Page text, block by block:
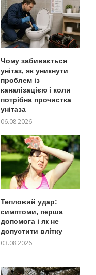
Чому забивається
унітаз, як уникнути
проблем із
каналізацією і коли
потрібна прочистка
унітаза
06.08.2026
Тепловий удар:
симптоми, перша
допомога і як не
допустити влітку
03.08.2026